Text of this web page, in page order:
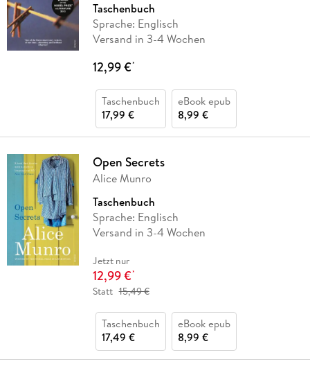
Taschenbuch
Sprache: Englisch
Versand in 3-4 Wochen
12,99 €*
Taschenbuch
17,99 €
eBook epub
8,99 €
Open Secrets
Alice Munro
Taschenbuch
Sprache: Englisch
Versand in 3-4 Wochen
Jetzt nur
12,99 €*
Statt 15,49 €
Taschenbuch
17,49 €
eBook epub
8,99 €